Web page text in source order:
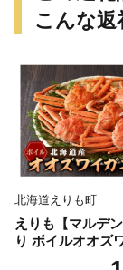
こんな返
北海道えりも町
えりも【マルデ
り ボイルオオズ
kg《1kg(４尾～